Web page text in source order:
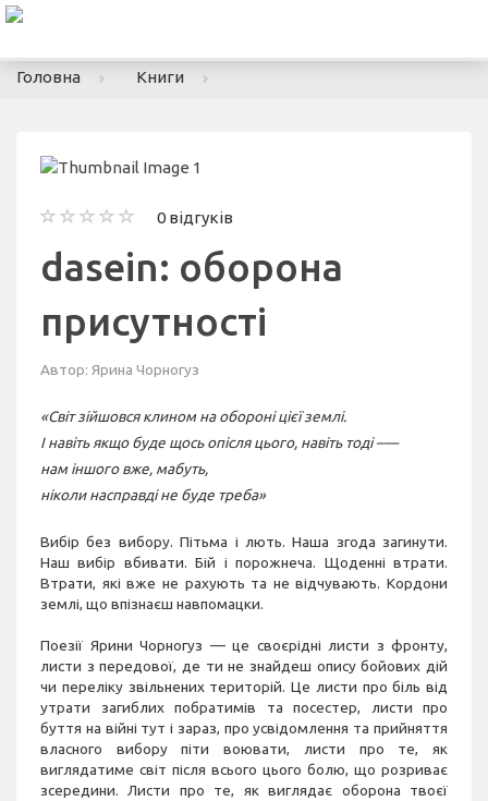
Головна
Книги
0 відгуків
dasein: оборона
присутності
Автор: Ярина Чорногуз
«Світ зійшовся клином на обороні цієї землі.
І навіть якщо буде щось опісля цього, навіть тоді –—
нам іншого вже, мабуть,
ніколи насправді не буде треба»
Вибір без вибору. Пітьма і лють. Наша згода загинути.
Наш вибір вбивати. Бій і порожнеча. Щоденні втрати.
Втрати, які вже не рахують та не відчувають. Кордони
землі, що впізнаєш навпомацки.
Поезії Ярини Чорногуз — це своєрідні листи з фронту,
листи з передової, де ти не знайдеш опису бойових дій
чи переліку звільнених територій. Це листи про біль від
утрати загиблих побратимів та посестер, листи про
буття на війні тут і зараз, про усвідомлення та прийняття
власного вибору піти воювати, листи про те, як
виглядатиме світ після всього цього болю, що розриває
зсередини. Листи про те, як виглядає оборона твоєї